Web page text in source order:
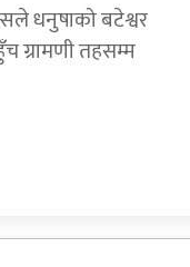
धनुषाको बटेश्वर
ग्रामणी तहसम्म